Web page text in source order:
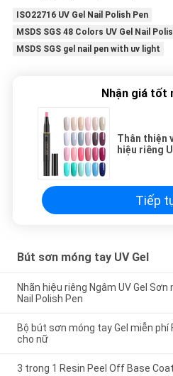
ISO22716 UV Gel Nail Polish Pen
MSDS SGS 48 Colors UV Gel Nail
MSDS SGS gel nail pen with uv light
Nhận giá tốt
Thân thiện
hiệu riêng
Tiếp
Bút sơn móng tay UV Gel
Nhãn hiệu riêng Ngâm UV Gel Sơn
Nail Polish Pen
Bộ bút sơn móng tay Gel miễn
cho nữ
3 trong 1 Resin Peel Off Base